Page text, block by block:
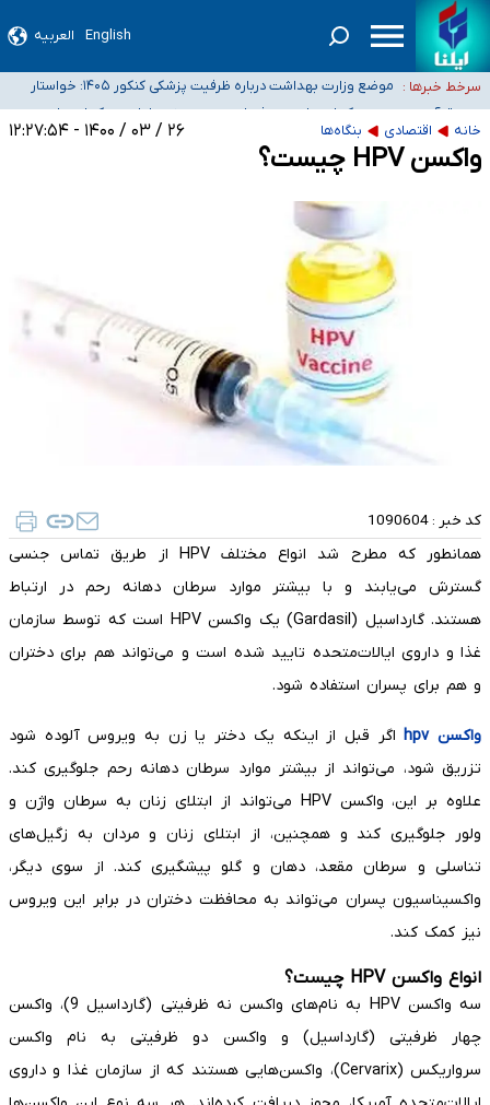
English العربیه
سرخط خبرها :
۴۰ تا ۵۰ روز گرمای نسبی در پیش داریم/ دمای تهران به ۳۸ درجه می‌رسد
موضع وزارت بهداشت درباره ظرفیت پزشکی کنکور ۱۴۰۵: خواستار
اصلاح ظرفیت‌ها هستیم، اما هنوز پاسخ مشخصی نگرفته‌ایم
تعویق آزمون ورودی دکترای تخصصی فرماندهی صحنه عملیات و
دکترای تخصصی جغرافیای نظامی دافوس آجا
خبرنگاران راویان حقیقت با دغدغه نان، مسکن و بیمه
آخرین وضعیت شیوع عفونت‌های تنفسی در کشور/ خوزستان و کرمان بالاتر از
خانه اقتصادی بنگاه‌ها ۲۶ / ۰۳ / ۱۴۰۰ - ۱۲:۲۷:۵۴
واکسن HPV چیست؟
کد خبر : 1090604
همانطور که مطرح شد انواع مختلف HPV از طریق تماس جنسی
گسترش می‌یابند و با بیشتر موارد سرطان دهانه رحم در ارتباط
هستند. گارداسیل (Gardasil) یک واکسن HPV است که توسط سازمان
غذا و داروی ایالات‌متحده تایید شده است و می‌تواند هم برای دختران
و هم برای پسران استفاده شود.
واکسنhpvاگر قبل از اینکه یک دختر یا زن به ویروس آلوده شود
تزریق شود، می‌تواند از بیشتر موارد سرطان دهانه رحم جلوگیری کند.
علاوه بر این، واکسن HPV می‌تواند از ابتلای زنان به سرطان واژن و
ولور جلوگیری کند و همچنین، از ابتلای زنان و مردان به زگیل‌های
تناسلی و سرطان مقعد، دهان و گلو پیشگیری کند. از سوی دیگر،
واکسیناسیون پسران می‌تواند به محافظت دختران در برابر این ویروس
نیز کمک کند.
انواع واکسن HPV چیست؟
سه واکسن HPV به نام‌های واکسن نه ظرفیتی (گارداسیل 9)، واکسن
چهار ظرفیتی (گارداسیل) و واکسن دو ظرفیتی به نام واکسن
سرواریکس (Cervarix)، واکسن‌هایی هستند که از سازمان غذا و داروی